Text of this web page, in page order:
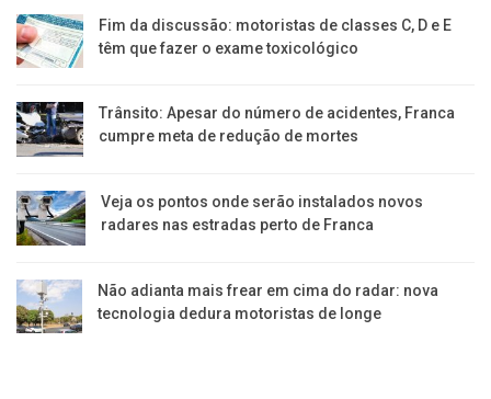
Fim da discussão: motoristas de classes C, D e E
têm que fazer o exame toxicológico
Trânsito: Apesar do número de acidentes, Franca
cumpre meta de redução de mortes
Veja os pontos onde serão instalados novos
radares nas estradas perto de Franca
Não adianta mais frear em cima do radar: nova
tecnologia dedura motoristas de longe